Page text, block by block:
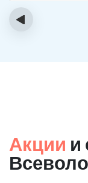
‹
Акции и